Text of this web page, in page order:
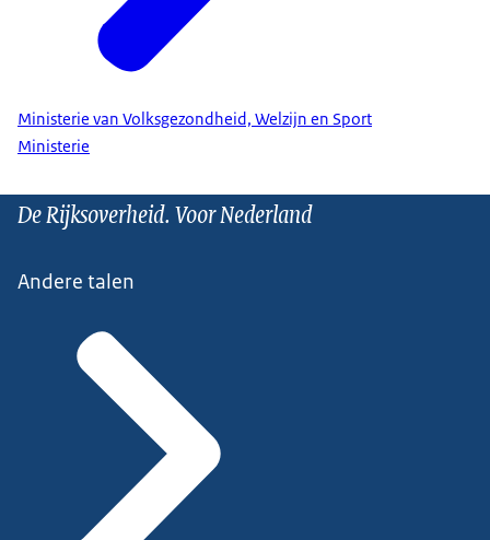
Ministerie van Volksgezondheid, Welzijn en Sport
Ministerie
De Rijksoverheid. Voor Nederland
Andere talen